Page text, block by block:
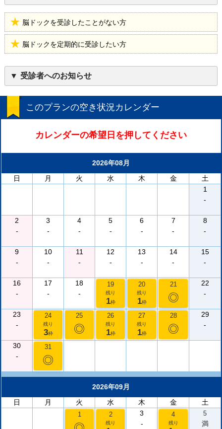
脳ドックを受診したことがない方
脳ドックを定期的に受診したい方
受診者へのお知らせ
このプランの空き状況カレンダー
カレンダーの希望日を押してください
2026年08月
日
月 火 水 木 金
土
1
-
2
-
3
-
4
-
5
-
6
-
7
-
8
-
9
-
10
-
11
-
12
-
13
-
14
-
15
-
16
-
17
-
18
-
19
残り
1枠
20
残り
1枠
21
◎
22
-
23
-
24
残り
3枠
25
◎
26
残り
1枠
27
残り
1枠
28
◎
29
-
30
-
31
◎
2026年09月
日
月 火 水 木 金 土
1 2
残り
3
-
4
残り
5
満